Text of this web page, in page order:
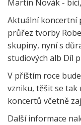
Martin Novák -
Aktuální koncertní
průřez tvorby
skupiny, nyní s
studiových alb Díl
V příštím roce
vzniku, těšit se tak
koncertů včetně
Další informace